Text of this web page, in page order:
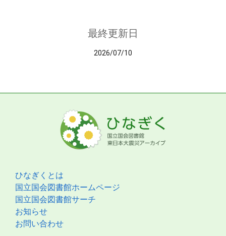
最終更新日
2026/07/10
ひなぎくとは
国立国会図書館ホームページ
国立国会図書館サーチ
お知らせ
お問い合わせ